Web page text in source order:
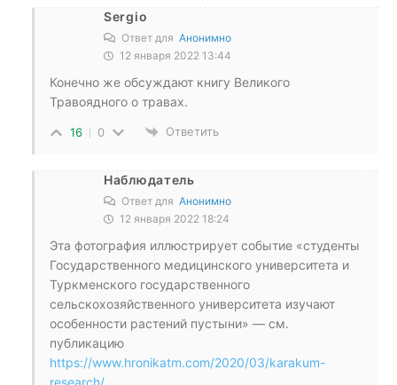
Sergio
Ответ для Анонимно
12 января 2022 13:44
Конечно же обсуждают книгу Великого
Травоядного о травах.
16 0 Ответить
Наблюдатель
Ответ для Анонимно
12 января 2022 18:24
Эта фотография иллюстрирует событие «студенты
Государственного медицинского университета и
Туркменского государственного
сельскохозяйственного университета изучают
особенности растений пустыни» — см.
публикацию
https://www.hronikatm.com/2020/03/karakum-